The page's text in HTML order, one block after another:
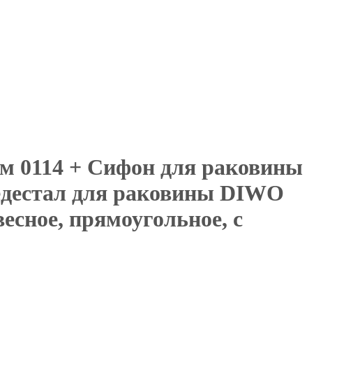
0114 + Сифон для раковины
для раковины DIWO
прямоугольное, с